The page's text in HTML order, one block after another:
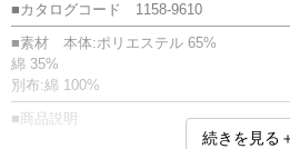
■カタログコード 1158-9610
■素材 本体:ポリエステル 65%
綿 35%
別布:綿 100%
■商品説明
続きを見る